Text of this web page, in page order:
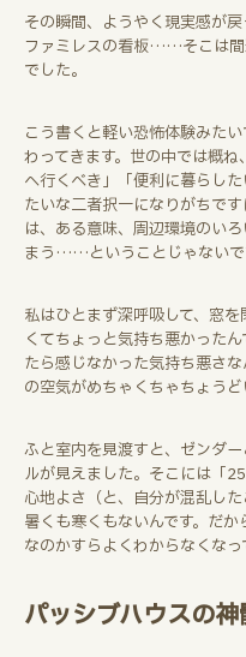
その瞬間、ようやく現実感が
ファミレスの看板……そこは間
でした。
こう書くと軽い恐怖体験みた
わってきます。世の中では概
へ行くべき」「便利に暮らし
たいな二者択一になりがちで
は、ある意味、周辺環境のい
まう……ということじゃないで
私はひとまず深呼吸して、窓
くてちょっと気持ち悪かった
たら感じなかった気持ち悪さ
の空気がめちゃくちゃちょう
ふと室内を見渡すと、ゼンダ
ルが見えました。そこには「
心地よさ（と、自分が混乱し
暑くも寒くもないんです。だ
なのかすらよくわからなくな
パッシブハウスの